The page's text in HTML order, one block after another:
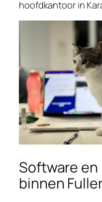
hoofdkantoor in
Software
binnen